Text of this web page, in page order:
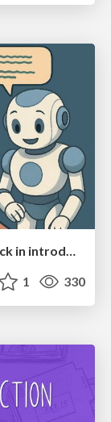
Leveraging LLMs for student feedback in introductory data science courses - posit::conf(2025)
1 330